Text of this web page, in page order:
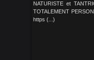
NATURISTE et
TOTALEMENT
https (...)